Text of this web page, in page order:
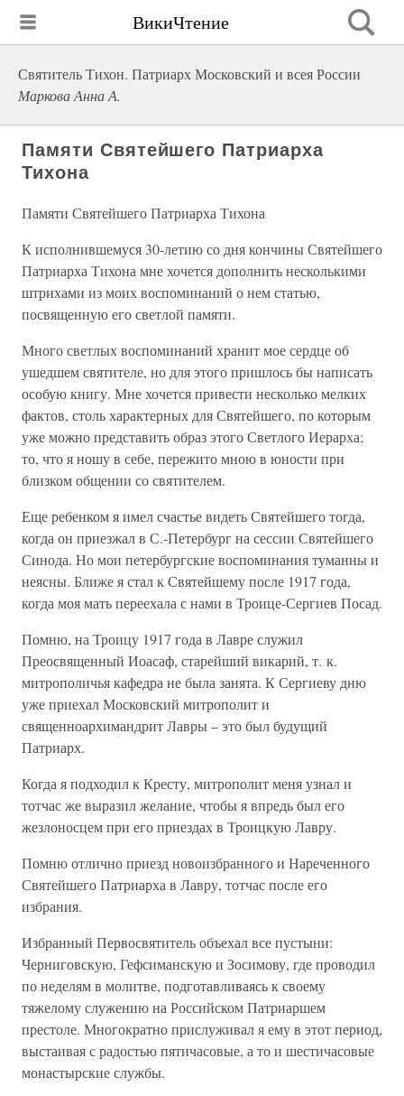
ВикиЧтение
Святитель Тихон. Патриарх Московский и всея России
Маркова Анна А.
Памяти Святейшего Патриарха
Тихона
Памяти Святейшего Патриарха Тихона
К исполнившемуся 30-летию со дня кончины Святейшего
Патриарха Тихона мне хочется дополнить несколькими
штрихами из моих воспоминаний о нем статью,
посвященную его светлой памяти.
Много светлых воспоминаний хранит мое сердце об
ушедшем святителе, но для этого пришлось бы написать
особую книгу. Мне хочется привести несколько мелких
фактов, столь характерных для Святейшего, по которым
уже можно представить образ этого Светлого Иерарха;
то, что я ношу в себе, пережито мною в юности при
близком общении со святителем.
Еще ребенком я имел счастье видеть Святейшего тогда,
когда он приезжал в С.-Петербург на сессии Святейшего
Синода. Но мои петербургские воспоминания туманны и
неясны. Ближе я стал к Святейшему после 1917 года,
когда моя мать переехала с нами в Троице-Сергиев Посад.
Помню, на Троицу 1917 года в Лавре служил
Преосвященный Иоасаф, старейший викарий, т. к.
митрополичья кафедра не была занята. К Сергиеву дню
уже приехал Московский митрополит и
священноархимандрит Лавры – это был будущий
Патриарх.
Когда я подходил к Кресту, митрополит меня узнал и
тотчас же выразил желание, чтобы я впредь был его
жезлоносцем при его приездах в Троицкую Лавру.
Помню отлично приезд новоизбранного и Нареченного
Святейшего Патриарха в Лавру, тотчас после его
избрания.
Избранный Первосвятитель объехал все пустыни:
Черниговскую, Гефсиманскую и Зосимову, где проводил
по неделям в молитве, подготавливаясь к своему
тяжелому служению на Российском Патриаршем
престоле. Многократно прислуживал я ему в этот период,
выстаивая с радостью пятичасовые, а то и шестичасовые
монастырские службы.